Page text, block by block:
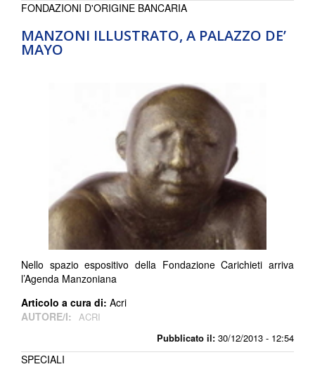
MANZONI ILLUSTRATO, A PALAZZO DE’
MAYO
Pubblicato il: 30/12/2013 - 12:54
FONDAZIONI D'ORIGINE BANCARIA
Nello spazio espositivo della Fondazione Carichieti arriva
l’Agenda Manzoniana
Articolo a cura di: Acri
AUTORE/I: ACRI
SPECIALI